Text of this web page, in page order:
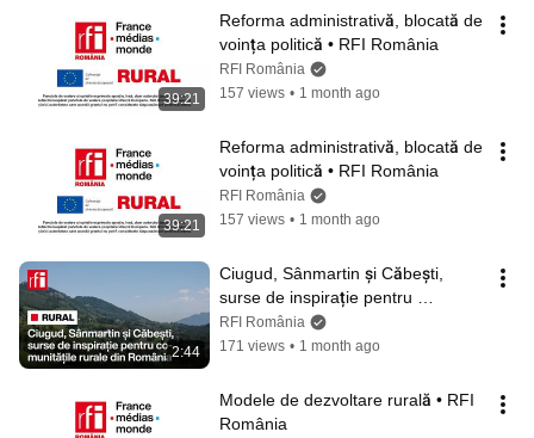
39:21
Reforma administrativă, blocată de
voința politică • RFI România
RFI România
157 views • 1 month ago
39:21
Reforma administrativă, blocată de
voința politică • RFI România
RFI România
157 views • 1 month ago
2:44
Ciugud, Sânmartin și Căbești,
surse de inspirație pentru
comunitățile rurale din România
RFI România
171 views • 1 month ago
Modele de dezvoltare rurală • RFI
România